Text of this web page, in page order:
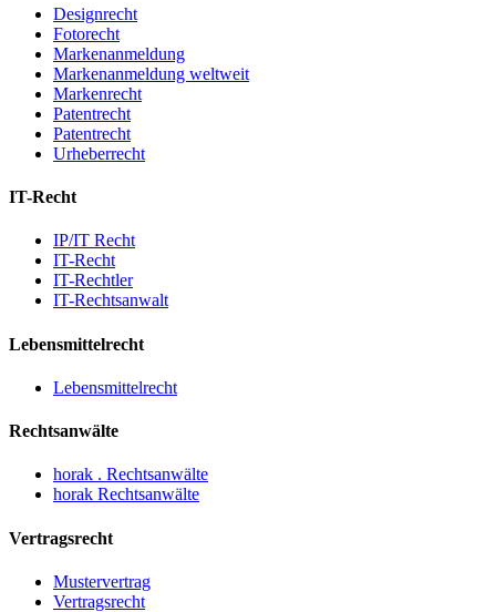
Designrecht
Fotorecht
Markenanmeldung
Markenanmeldung weltweit
Markenrecht
Patentrecht
Patentrecht
Urheberrecht
IT-Recht
IP/IT Recht
IT-Recht
IT-Rechtler
IT-Rechtsanwalt
Lebensmittelrecht
Lebensmittelrecht
Rechtsanwälte
horak . Rechtsanwälte
horak Rechtsanwälte
Vertragsrecht
Mustervertrag
Vertragsrecht